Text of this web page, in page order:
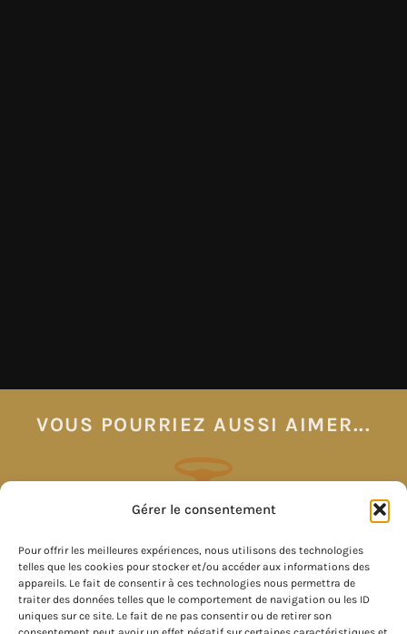
Gérer le consentement
Pour offrir les meilleures expériences, nous utilisons des technologies
telles que les cookies pour stocker et/ou accéder aux informations des
appareils. Le fait de consentir à ces technologies nous permettra de
traiter des données telles que le comportement de navigation ou les ID
uniques sur ce site. Le fait de ne pas consentir ou de retirer son
VOUS POURRIEZ AUSSI AIMER...